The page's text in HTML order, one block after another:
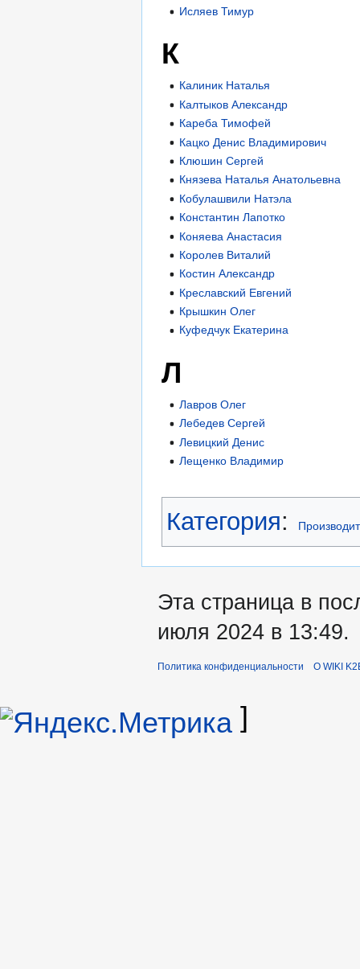
Исляев Тимур
К
Калиник Наталья
Калтыков Александр
Кареба Тимофей
Кацко Денис Владимирович
Клюшин Сергей
Князева Наталья Анатольевна
Кобулашвили Натэла
Константин Лапотко
Коняева Анастасия
Королев Виталий
Костин Александр
Креславский Евгений
Крышкин Олег
Куфедчук Екатерина
Л
Лавров Олег
Лебедев Сергей
Левицкий Денис
Лещенко Владимир
Категория:
Эта страница в
июля 2024 в 13:49.
Политика конфиденциальности О WIKI
]